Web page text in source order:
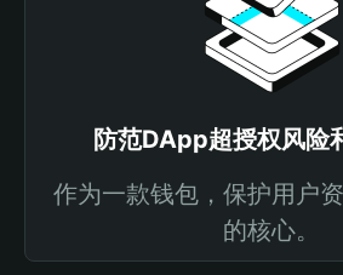
防范DApp超授权风险
作为一款钱包，保护用户
的核心。